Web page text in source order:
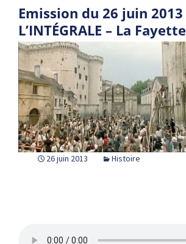
Emission du 26 juin 2013
L’INTÉGRALE – La Fayette
26 juin 2013 Histoire